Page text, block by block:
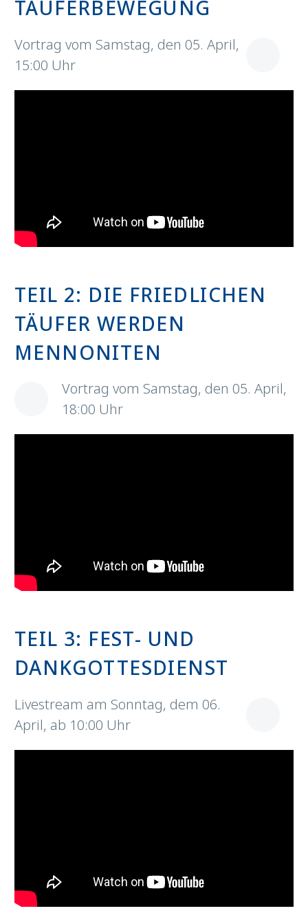
TÄUFERBEWEGUNG
Vortrag vom Samstag, den 05. April,
15:00 Uhr
TEIL 2: DIE FRIEDLICHEN
TÄUFER WERDEN
MENNONITEN
Vortrag vom Samstag, den 05. April,
18:00 Uhr
TEIL 3: FEST- UND
DANKGOTTESDIENST
Livestream am Sonntag, dem 06.
April, ab 10:00 Uhr